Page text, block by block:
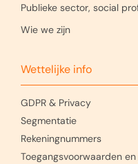
Publieke sector, social
Wie we zijn
Wettelijke info
GDPR & Privacy
Segmentatie
Rekeningnummers
Toegangsvoorwaarden